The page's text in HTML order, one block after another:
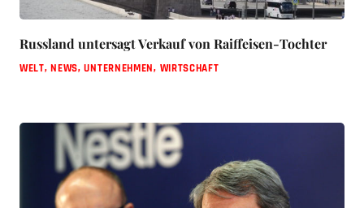
Russland untersagt Verkauf von Raiffeisen-Tochter
WELT,NEWS,UNTERNEHMEN, WIRTSCHAFT